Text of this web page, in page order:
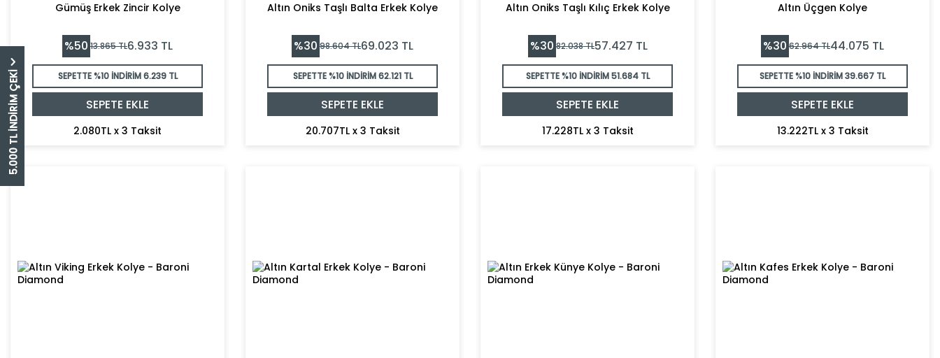
5.000 TL İNDİRİM ÇEKİ
Gümüş Erkek Zincir Kolye
%50 13.865TL6.933 TL
SEPETTE %10 İNDİRİM6.239 TL
SEPETE EKLE
2.080TL x 3 Taksit
Altın Oniks Taşlı Balta Erkek Kolye
%30 98.604TL69.023 TL
SEPETTE %10 İNDİRİM62.121 TL
SEPETE EKLE
20.707TL x 3 Taksit
Altın Oniks Taşlı Kılıç Erkek Kolye
%30 82.038TL57.427 TL
SEPETTE %10 İNDİRİM51.684 TL
SEPETE EKLE
17.228TL x 3 Taksit
Altın Üçgen Kolye
%30 62.964TL44.075 TL
SEPETTE %10 İNDİRİM39.667 TL
SEPETE EKLE
13.222TL x 3 Taksit